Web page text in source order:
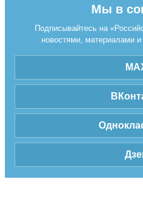
Мы в
Подписывайтесь на
новостями, материалами